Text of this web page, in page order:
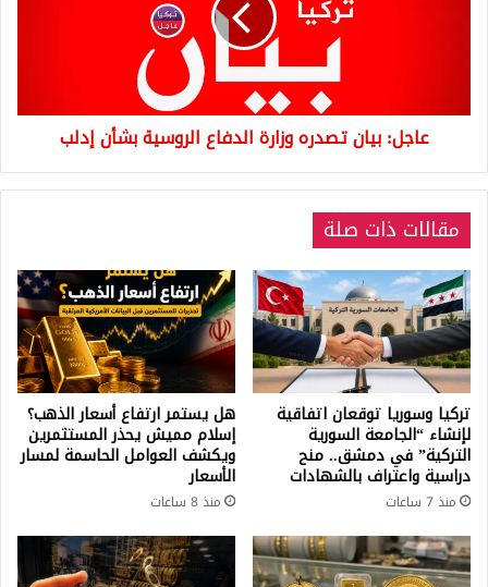
عاجل: بيان تصدره وزارة الدفاع الروسية بشأن إدلب
مقالات ذات صلة
تركيا وسوريا توقعان اتفاقية
لإنشاء “الجامعة السورية
التركية” في دمشق.. منح
دراسية واعتراف بالشهادات
منذ 7 ساعات
هل يستمر ارتفاع أسعار الذهب؟
إسلام مميش يحذر المستثمرين
ويكشف العوامل الحاسمة لمسار
الأسعار
منذ 8 ساعات